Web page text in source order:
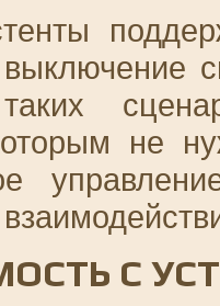
не
С